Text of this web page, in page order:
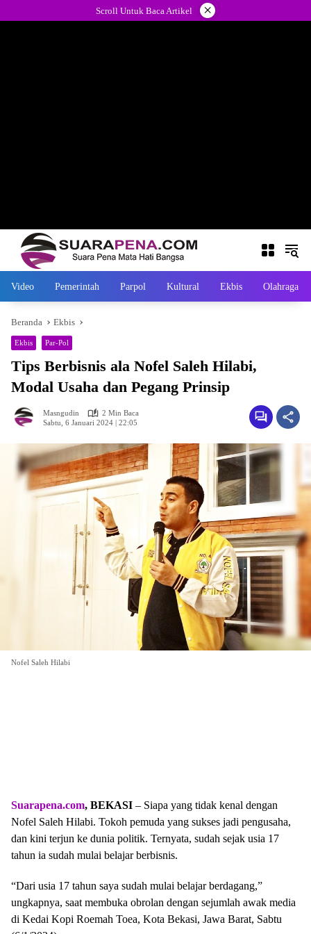
ke
Scroll Untuk Baca Artikel ×
Video Pemerintah Parpol Kultural Ekbis Olahraga
Beranda Ekbis
Ekbis Par-Pol
Tips Berbisnis ala Nofel Saleh Hilabi,
Modal Usaha dan Pegang Prinsip
Masngudin
2 Min Baca
Sabtu, 6 Januari 2024 | 22:05
Nofel Saleh Hilabi
Suarapena.com, BEKASI – Siapa yang tidak kenal dengan
Nofel Saleh Hilabi. Tokoh pemuda yang sukses jadi pengusaha,
dan kini terjun ke dunia politik. Ternyata, sudah sejak usia 17
tahun ia sudah mulai belajar berbisnis.
“Dari usia 17 tahun saya sudah mulai belajar berdagang,”
ungkapnya, saat membuka obrolan dengan sejumlah awak media
di Kedai Kopi Roemah Toea, Kota Bekasi, Jawa Barat, Sabtu